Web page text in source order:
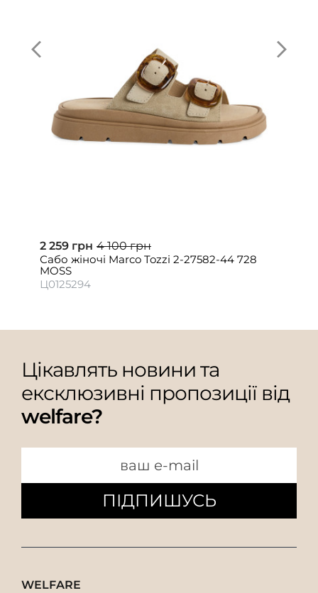
2 259 грн 4 100 грн
Сабо жіночі Marco Tozzi 2-27582-44 728
MOSS
Ц0125294
Цікавлять новини та
ексклюзивні пропозиції від
welfare?
ПІДПИШУСЬ
WELFARE